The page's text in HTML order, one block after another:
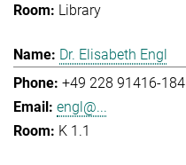
Library
Dr. Elisabeth Engl
+49 228 91416-184
engl@...
K 1.1